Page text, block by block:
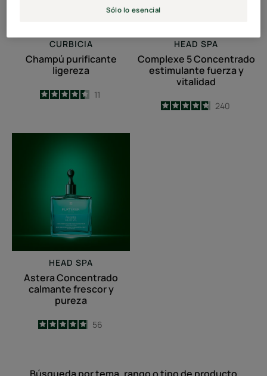
CURBICIA
Champú purificante
ligereza
4.5
/5
11
HEAD SPA
Complexe 5 Concentrado
estimulante fuerza y
vitalidad
4.7
/5
240
calmante
frescor
y
pureza
HEAD SPA
Astera Concentrado
calmante frescor y
pureza
4.9
/5
56
Sólo lo esencial